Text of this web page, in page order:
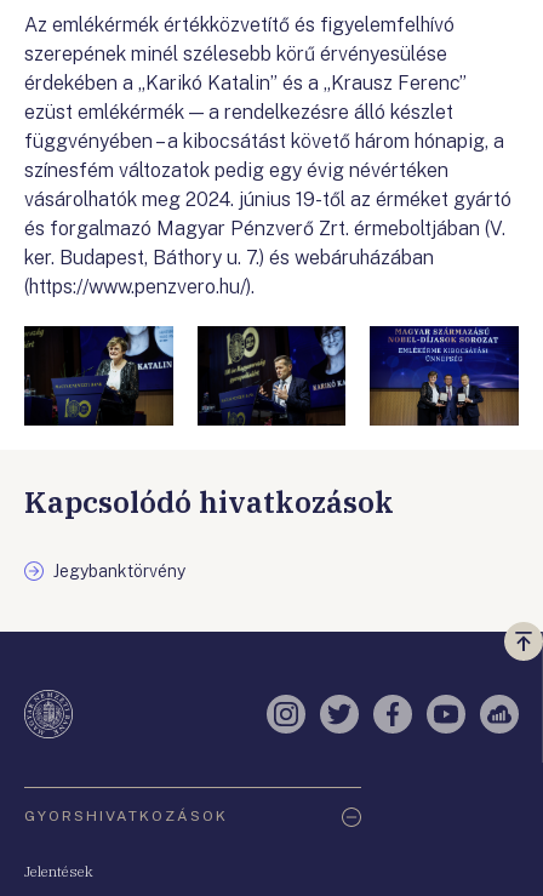
Az emlékérmék értékközvetítő és figyelemfelhívó
szerepének minél szélesebb körű érvényesülése
érdekében a „Karikó Katalin” és a „Krausz Ferenc”
ezüst emlékérmék — a rendelkezésre álló készlet
függvényében – a kibocsátást követő három hónapig, a
színesfém változatok pedig egy évig névértéken
vásárolhatók meg 2024. június 19-től az érméket gyártó
és forgalmazó Magyar Pénzverő Zrt. érmeboltjában (V.
ker. Budapest, Báthory u. 7.) és webáruházában
(https://www.penzvero.hu/).
Kapcsolódó hivatkozások
Jegybanktörvény
a
Instagram
TwitterFacebook
YouTube
GYORSHIVATKOZÁSOK
Jelentések